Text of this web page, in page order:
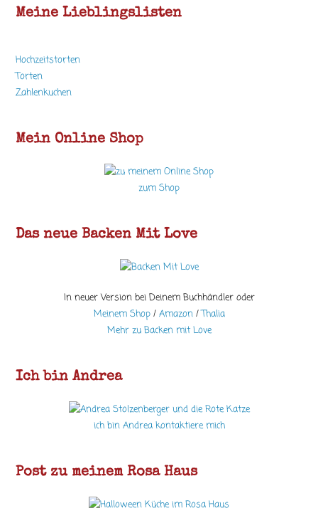
Meine Lieblingslisten
Hochzeitstorten
Torten
Zahlenkuchen
Mein Online Shop
zum Shop
Das neue Backen Mit Love
In neuer Version bei Deinem Buchhändler oder
Meinem Shop/ Amazon/Thalia
Mehr zu Backen mit Love
Ich bin Andrea
ich bin Andrea kontaktiere mich
Post zu meinem Rosa Haus